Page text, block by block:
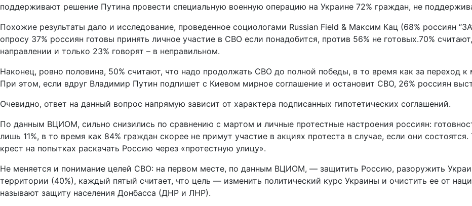
поддерживают решение Путина провести специальную военную операцию на Украине 72% граждан, не
Похожие результаты дало и исследование, проведенное социологами Russian Field & Максим Кац (68% россиян
опросу 37% россиян готовы принять личное участие в СВО если понадобится, против 56% не готовых.70%
направлении и только 23% говорят – в неправильном.
Наконец, ровно половина, 50% считают, что надо продолжать СВО до полной победы, в то время как за переход
При этом, если вдруг Владимир Путин подпишет с Киевом мирное соглашение и остановит СВО, 26% россиян
Очевидно, ответ на данный вопрос напрямую зависит от характера подписанных гипотетических соглашений.
По данным ВЦИОМ, сильно снизились по сравнению с мартом и личные протестные настроения россиян:
лишь 11%, в то время как 84% граждан скорее не примут участие в акциях протеста в случае, если они
крест на попытках раскачать Россию через «протестную улицу».
Не меняется и понимание целей СВО: на первом месте, по данным ВЦИОМ, — защитить Россию, разоружить
территории (40%), каждый пятый считает, что цель — изменить политический курс Украины и очистить ее от
называют защиту населения Донбасса (ДНР и ЛНР).